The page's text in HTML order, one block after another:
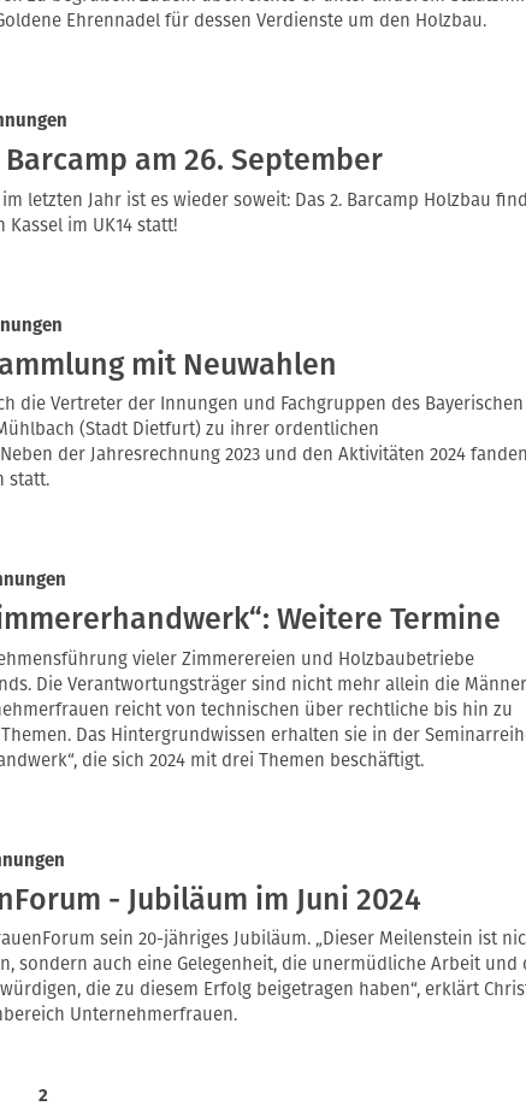
Ehrennadel für dessen Verdienste um den Holzbau.
Barcamp am 26. September
letzten Jahr ist es wieder soweit: Das 2. Barcamp Holzbau
Kassel im UK14 statt!
mit Neuwahlen
die Vertreter der Innungen und Fachgruppen des Bayerischen
(Stadt Dietfurt) zu ihrer ordentlichen
der Jahresrechnung 2023 und den Aktivitäten 2024 fanden
statt.
Weitere Termine
vieler Zimmerereien und Holzbaubetriebe
Die Verantwortungsträger sind nicht mehr allein die
reicht von technischen über rechtliche bis hin zu
Das Hintergrundwissen erhalten sie in der
die sich 2024 mit drei Themen beschäftigt.
- Jubiläum im Juni 2024
sein 20-jähriges Jubiläum. „Dieser Meilenstein ist
sondern auch eine Gelegenheit, die unermüdliche Arbeit und
die zu diesem Erfolg beigetragen haben“, erklärt
Unternehmerfrauen.
2